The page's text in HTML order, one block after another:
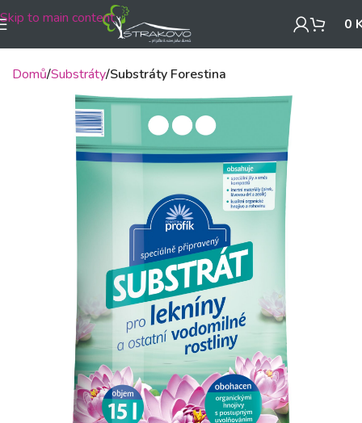
Skip to main content 0
Domů Substráty Substráty Forestina